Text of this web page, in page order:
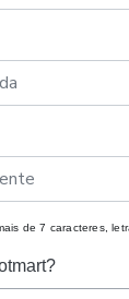
de 7 caracteres,